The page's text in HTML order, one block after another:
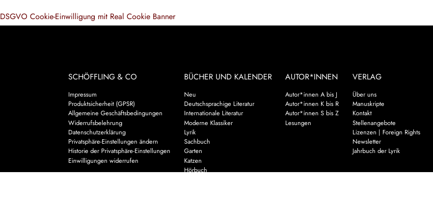
SCHÖFFLING & CO
Impressum
Produktsicherheit (GPSR)
Allgemeine Geschäftsbedingungen
Widerrufsbelehrung
Datenschutzerklärung
Privatsphäre-Einstellungen ändern
Historie der Privatsphäre-Einstellungen
Einwilligungen widerrufen
BÜCHER UND KALENDER
Neu
Deutschsprachige Literatur
Internationale Literatur
Moderne Klassiker
Lyrik
Sachbuch
Garten
Katzen
Hörbuch
AUTOR*INNEN
Autor*innen A bis J
Autor*innen K bis R
Autor*innen S bis Z
Lesungen
VERLAG
Über uns
Manuskripte
Kontakt
Stellenangebote
Lizenzen | Foreign Rights
Newsletter
Jahrbuch der Lyrik
DSGVO Cookie-Einwilligung mit Real Cookie Banner